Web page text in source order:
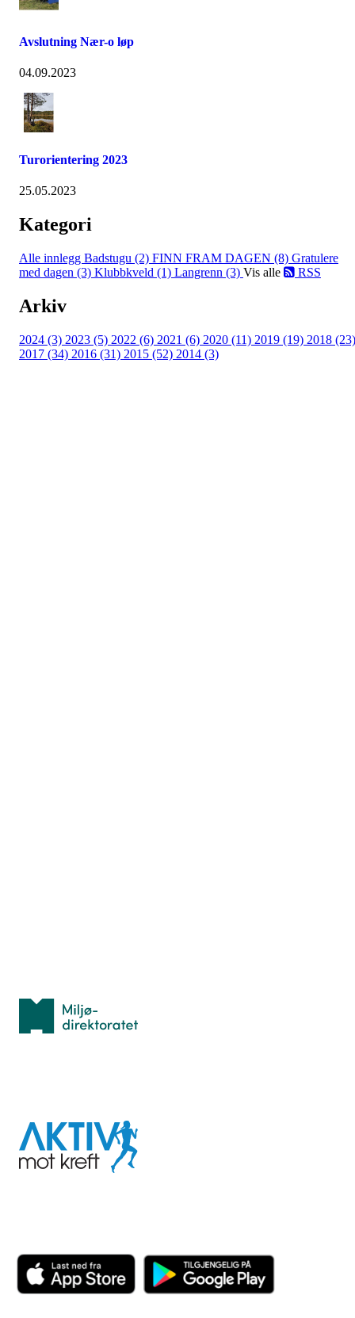
Avslutning Nær-o løp
04.09.2023
Turorientering 2023
25.05.2023
Kategori
Alle innlegg Badstugu (2) FINN FRAM DAGEN (8) Gratulere
med dagen (3) Klubbkveld (1) Langrenn (3) Vis alle RSS
Arkiv
2024 (3) 2023 (5) 2022 (6) 2021 (6) 2020 (11) 2019 (19) 2018 (23)
2017 (34) 2016 (31) 2015 (52) 2014 (3)